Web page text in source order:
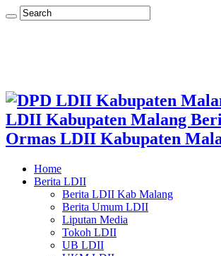
LDII Kabupaten Malang
Ormas LDII Kabupaten
Home
Berita LDII
Berita LDII Kab Malang
Berita Umum LDII
Liputan Media
Tokoh LDII
UB LDII